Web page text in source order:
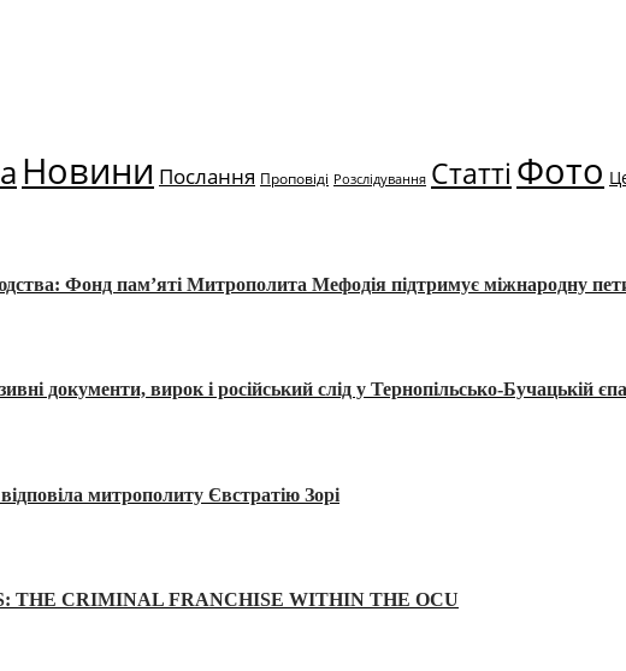
Новини Послання Проповіді Розслідування Статті Фото
Фонд пам’яті Митрополита Мефодія підтримує міжнародну
вирок і російський слід у Тернопільсько-Бучацькій
митрополиту Євстратію Зорі
THE CRIMINAL FRANCHISE WITHIN THE OCU